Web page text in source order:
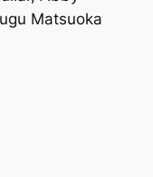
Matsuoka